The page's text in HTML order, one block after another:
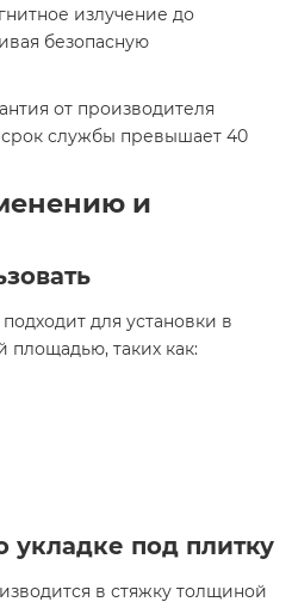
излучение до
безопасную
от производителя
срок службы превышает 40
и
для установки в
таких как:​
под плитку
в стяжку толщиной